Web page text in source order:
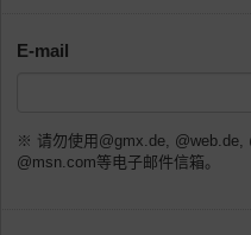
E-mail
※ 请勿使用@gmx.de, @web.de,
@msn.com等电子邮件信箱。